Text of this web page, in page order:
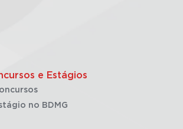
e Estágios
no BDMG